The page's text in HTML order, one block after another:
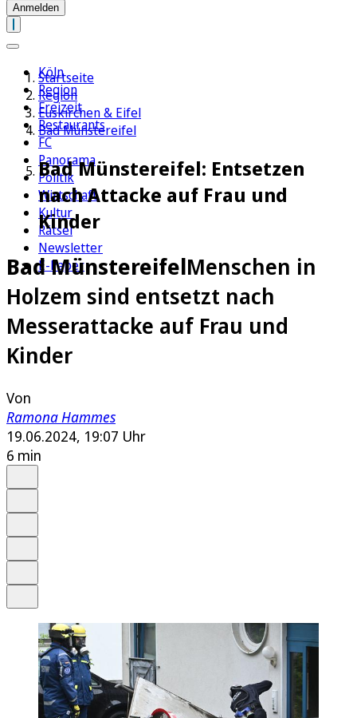
Anmelden
Köln
Region
Freizeit
Restaurants
FC
Panorama
Politik
Wirtschaft
Kultur
Rätsel
Newsletter
E-Paper
Startseite
Region
Euskirchen & Eifel
Bad Münstereifel
Bad Münstereifel: Entsetzen
nach Attacke auf Frau und
Kinder
Bad MünstereifelMenschen in
Holzem sind entsetzt nach
Messerattacke auf Frau und
Kinder
Von
Ramona Hammes
19.06.2024, 19:07 Uhr
6 min